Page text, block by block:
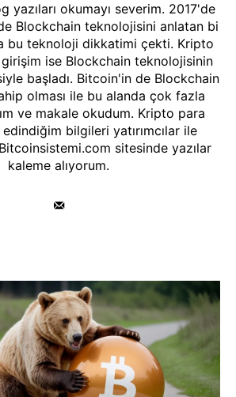
yazıları okumayı severim. 2017'de
Blockchain teknolojisini anlatan bi
bu teknoloji dikkatimi çekti. Kripto
girişim ise Blockchain teknolojisinin
başladı. Bitcoin'in de Blockchain
olması ile bu alanda çok fazla
ve makale okudum. Kripto para
bilgileri yatırımcılar ile
sitesinde yazılar
kaleme alıyorum.